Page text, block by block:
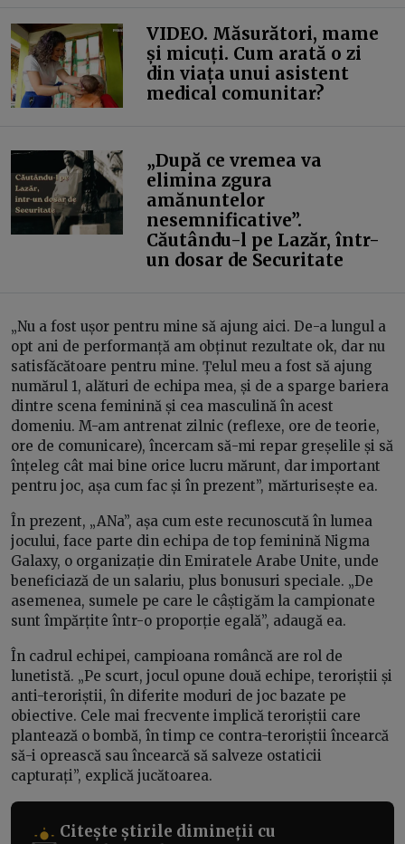
VIDEO. Măsurători, mame
și micuți. Cum arată o zi
din viața unui asistent
medical comunitar?
„După ce vremea va
elimina zgura
amănuntelor
nesemnificative”.
Căutându-l pe Lazăr, într-
un dosar de Securitate
„Nu a fost ușor pentru mine să ajung aici. De-a lungul a
opt ani de performanță am obținut rezultate ok, dar nu
satisfăcătoare pentru mine. Țelul meu a fost să ajung
numărul 1, alături de echipa mea, și de a sparge bariera
dintre scena feminină și cea masculină în acest
domeniu. M-am antrenat zilnic (reflexe, ore de teorie,
ore de comunicare), încercam să-mi repar greșelile și să
înțeleg cât mai bine orice lucru mărunt, dar important
pentru joc, așa cum fac și în prezent”, mărturisește ea.
În prezent, „ANa”, așa cum este recunoscută în lumea
jocului, face parte din echipa de top feminină Nigma
Galaxy, o organizație din Emiratele Arabe Unite, unde
beneficiază de un salariu, plus bonusuri speciale. „De
asemenea, sumele pe care le câștigăm la campionate
sunt împărțite într-o proporție egală”, adaugă ea.
În cadrul echipei, campioana româncă are rol de
lunetistă. „Pe scurt, jocul opune două echipe, teroriștii și
anti-teroriștii, în diferite moduri de joc bazate pe
obiective. Cele mai frecvente implică teroriștii care
plantează o bombă, în timp ce contra-teroriștii încearcă
să-i oprească sau încearcă să salveze ostaticii
capturați”, explică jucătoarea.
Citește știrile dimineții cu